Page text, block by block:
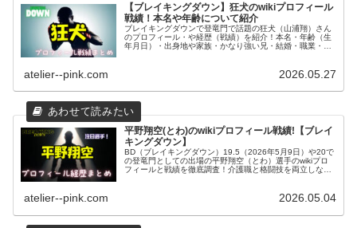
【ブレイキングダウン】狂犬のwikiプロフィール
戦績！本名や年齢について紹介
ブレイキングダウンで登竜門で話題の狂犬（山浦翔）さん
のプロフィール・や経歴（戦績）を紹介！本名・年齢（生
年月日）・出身地や家族・かなり強い兄・結婚・職業・格
atelier--pink.com 2026.05.27
平野翔空(とわ)のwikiプロフィール戦績!【ブレイ
キングダウン】
BD（ブレイキングダウン）19.5（2026年5月9日）や20で
の登竜門としての出場の平野翔空（とわ）選手のwikiプロ
フィールと戦績を徹底調査！介護職と格闘技を両立しなが
atelier--pink.com 2026.05.04